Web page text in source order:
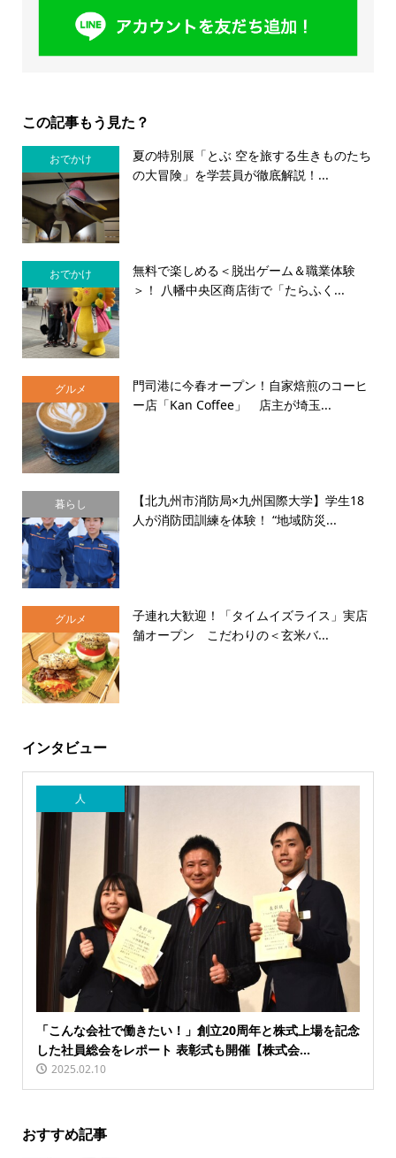
この記事もう見た？
おでかけ
夏の特別展「とぶ 空を旅する生きものたち
の大冒険」を学芸員が徹底解説！...
おでかけ
無料で楽しめる＜脱出ゲーム＆職業体験
＞！ 八幡中央区商店街で「たらふく...
グルメ
門司港に今春オープン！自家焙煎のコーヒ
ー店「Kan Coffee」 店主が埼玉...
暮らし
【北九州市消防局×九州国際大学】学生18
人が消防団訓練を体験！ “地域防災...
グルメ
子連れ大歓迎！「タイムイズライス」実店
舗オープン こだわりの＜玄米バ...
インタビュー
人
「こんな会社で働きたい！」創立20周年と株式上場を記念
した社員総会をレポート 表彰式も開催【株式会...
2025.02.10
おすすめ記事